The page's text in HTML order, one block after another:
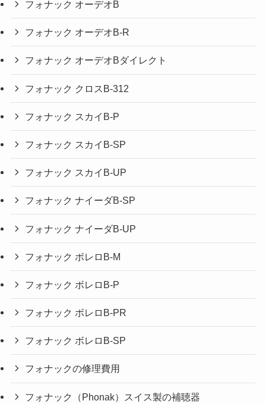
フォナック オーデオB
フォナック オーデオB-R
フォナック オーデオBダイレクト
フォナック クロスB-312
フォナック スカイB-P
フォナック スカイB-SP
フォナック スカイB-UP
フォナック ナイーダB-SP
フォナック ナイーダB-UP
フォナック ボレロB-M
フォナック ボレロB-P
フォナック ボレロB-PR
フォナック ボレロB-SP
フォナックの修理費用
フォナック（Phonak）スイス製の補聴器